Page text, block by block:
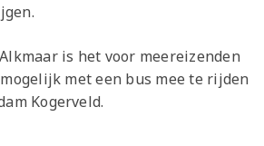
is het voor meereizenden
met een bus mee te rijden
Kogerveld.